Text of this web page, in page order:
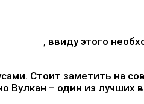
, ввиду этого
Стоит заметить на
Вулкан – один из лучших